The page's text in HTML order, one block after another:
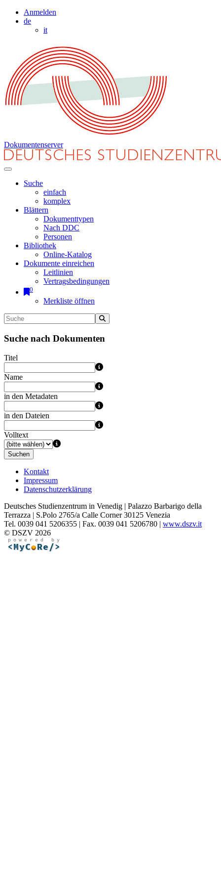
Anmelden
de
it
Dokumentenserver
Suche
einfach
komplex
Blättern
Dokumenttypen
Nach DDC
Personen
Bibliothek
Online-Katalog
Dokumente einreichen
Leitlinien
Vertragsbedingungen
0
Merkliste öffnen
Suche nach Dokumenten
Titel
Name
in den Metadaten
in den Dateien
Volltext
Suchen
Kontakt
Impressum
Datenschutzerklärung
Deutsches Studienzentrum in Venedig | Palazzo Barbarigo della
Terrazza | S.Polo 2765/a Calle Corner 30125 Venezia
Tel. 0039 041 5206355 | Fax. 0039 041 5206780 | www.dszv.it
© DSZV 2026